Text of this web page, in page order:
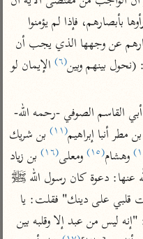
تفسير السعدي
أيسر التفاسير
القرآن – تدبر وعمل
مركَّزة العبارة
تفسير الجلالين
جامع البيان للإيجي
تفسير البيضاوي
تفسير النسفي
بينهم وبين(٦)
الإيمان لو
القاسم الصوفي -رحمه الله-
مطر أنبا إبراهيم(١١)
وهشام(١٥) ومعلى(١٦)